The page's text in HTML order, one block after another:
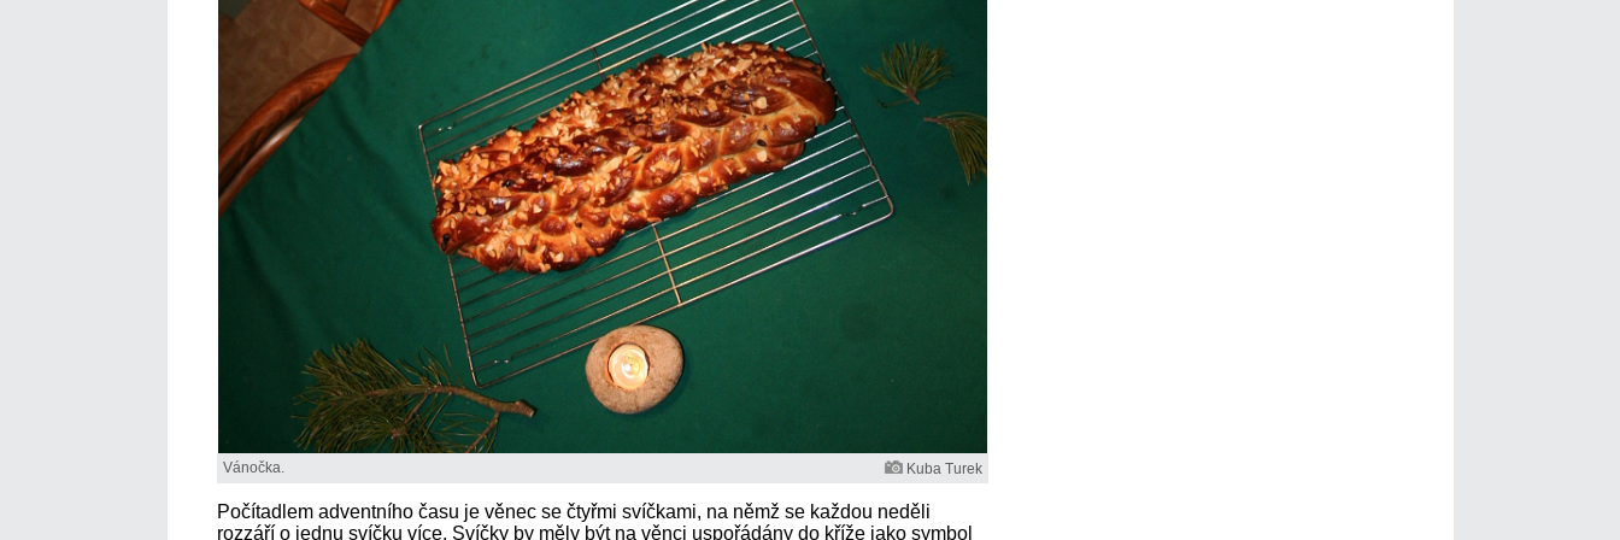
Vánočka. Kuba Turek
Počítadlem adventního času je věnec se čtyřmi svíčkami, na němž se každou neděli
rozzáří o jednu svíčku více. Svíčky by měly být na věnci uspořádány do kříže jako symbol